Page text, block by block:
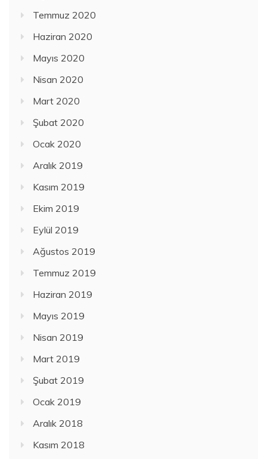
Temmuz 2020
Haziran 2020
Mayıs 2020
Nisan 2020
Mart 2020
Şubat 2020
Ocak 2020
Aralık 2019
Kasım 2019
Ekim 2019
Eylül 2019
Ağustos 2019
Temmuz 2019
Haziran 2019
Mayıs 2019
Nisan 2019
Mart 2019
Şubat 2019
Ocak 2019
Aralık 2018
Kasım 2018